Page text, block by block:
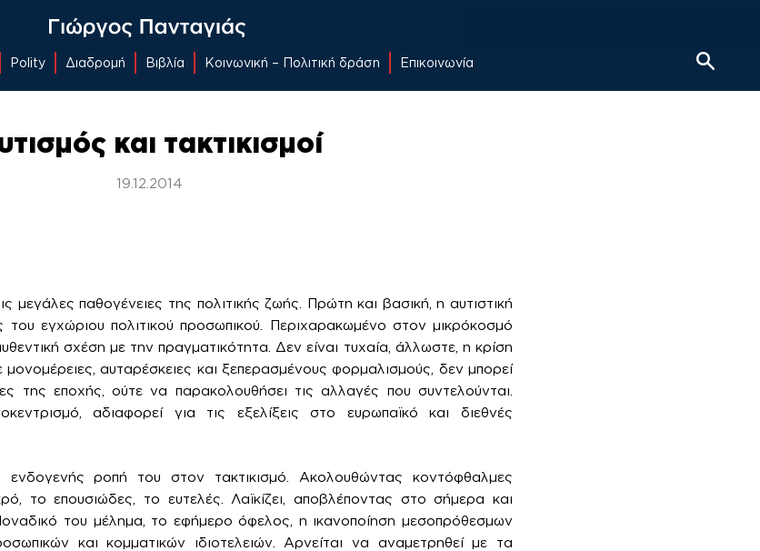
Polity Διαδρομή Βιβλία Κοινωνική – Πολιτική δράση Επικοινωνία
και τακτικισμοί
19.12.2014
μεγάλες παθογένειες της πολιτικής ζωής. Πρώτη και βασική, η αυτιστική
του εγχώριου πολιτικού προσωπικού. Περιχαρακωμένο στον μικρόκοσμό
σχέση με την πραγματικότητα. Δεν είναι τυχαία, άλλωστε, η κρίση
αυταρέσκειες και ξεπερασμένους φορμαλισμούς, δεν μπορεί
της εποχής, ούτε να παρακολουθήσει τις αλλαγές που συντελούνται.
αδιαφορεί για τις εξελίξεις στο ευρωπαϊκό και διεθνές
ενδογενής ροπή του στον τακτικισμό. Ακολουθώντας κοντόφθαλμες
το επουσιώδες, το ευτελές. Λαϊκίζει, αποβλέποντας στο σήμερα και
του μέλημα, το εφήμερο όφελος, η ικανοποίηση μεσοπρόθεσμων
και κομματικών ιδιοτελειών. Αρνείται να αναμετρηθεί με τα